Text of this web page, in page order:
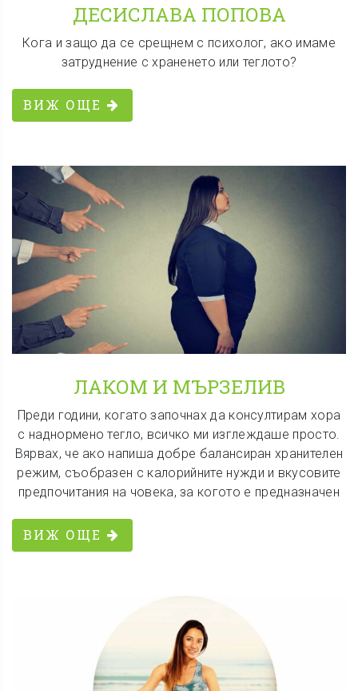
ДЕСИСЛАВА ПОПОВА
Кога и защо да се срещнем с психолог, ако имаме
затруднение с храненето или теглото?
ВИЖ ОЩЕ
ЛАКОМ И МЪРЗЕЛИВ
Преди години, когато започнах да консултирам хора
с наднормено тегло, всичко ми изглеждаше просто.
Вярвах, че ако напиша добре балансиран хранителен
режим, съобразен с калорийните нужди и вкусовите
предпочитания на човека, за когото е предназначен
ВИЖ ОЩЕ